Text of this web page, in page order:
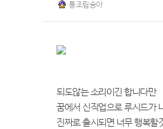
통조림숭아
되도않는 소리이긴 합니다만
꿈에서 신직업으로 루시드가
진짜로 출시되면 너무 행복할